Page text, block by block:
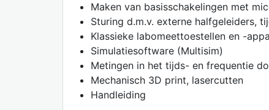
Maken van basisschakelingen met
Sturing d.m.v. externe halfgeleiders,
Klassieke labomeettoestellen en -
Simulatiesoftware (Multisim)
Metingen in het tijds- en frequentie
Mechanisch 3D print, lasercutten
Handleiding